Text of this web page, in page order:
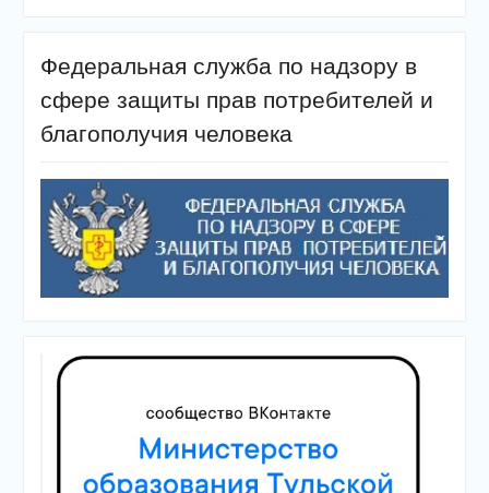
Федеральная служба по надзору в
сфере защиты прав потребителей и
благополучия человека